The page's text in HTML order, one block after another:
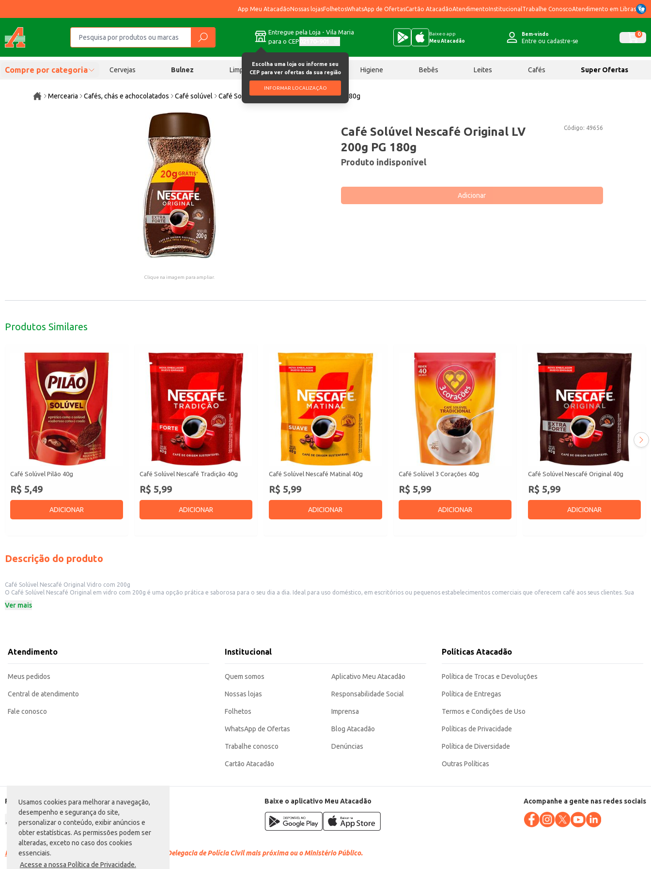
Usamos cookies para melhorar a navegação,
desempenho e segurança do site,
personalizar o conteúdo, exibir anúncios e
obter estatísticas. As permissões podem ser
alteradas, exceto no caso dos cookies
essenciais.
Acesse a nossa Política de Privacidade.
App Meu AtacadãoNossas lojasFolhetosWhatsApp de OfertasCartão AtacadãoAtendimentoInstitucional Trabalhe ConoscoAtendimento em Libras
Entregue pela Loja - Vila Maria
para o CEP
Escolha uma loja ou informe seu
CEP para ver ofertas da sua região
INFORMAR LOCALIZAÇÃO
Baixe o app
Meu Atacadão
Bem-vindo
Entre ou cadastre-se
0
Compre por categoria Cervejas Bulnez Limpeza Chocolates Higiene Bebês Leites Cafés Super Ofertas
Mercearia Cafés, chás e achocolatados Café solúvel Café Solúvel Nescafé Original LV 200g PG 180g
Clique na imagem para ampliar.
Código: 49656
Café Solúvel Nescafé Original LV
200g PG 180g
Produto indisponível
Adicionar
Produtos Similares
Café Solúvel Pilão 40g
R$ 5,49
ADICIONAR
Café Solúvel Nescafé Tradição 40g
R$ 5,99
ADICIONAR
Café Solúvel Nescafé Matinal 40g
R$ 5,99
ADICIONAR
Café Solúvel 3 Corações 40g
R$ 5,99
ADICIONAR
Café Solúvel Nescafé Original 40g
R$ 5,99
ADICIONAR
Descrição do produto
Café Solúvel Nescafé Original Vidro com 200g
O Café Solúvel Nescafé Original em vidro com 200g é uma opção prática e saborosa para o seu dia a dia. Ideal para uso doméstico, em escritórios ou pequenos estabelecimentos comerciais que oferecem café aos seus clientes. Sua
Embalagem: Vidro com 200g
Adicione leite, açúcar ou outros ingredientes para personalizar seu café.
Ideal para consumo individual ou para preparar pequenas quantidades.
Ver mais
Atendimento
Meus pedidos
Central de atendimento
Fale conosco
Institucional
Quem somos
Nossas lojas
Folhetos
WhatsApp de Ofertas
Trabalhe conosco
Cartão Atacadão
Aplicativo Meu Atacadão
Responsabilidade Social
Imprensa
Blog Atacadão
Denúncias
Políticas Atacadão
Política de Trocas e Devoluções
Política de Entregas
Termos e Condições de Uso
Políticas de Privacidade
Política de Diversidade
Outras Políticas
Formas de pagamento Baixe o aplicativo Meu Atacadão Acompanhe a gente nas redes sociais
Racismo é crime. Denuncie. Disque 100 ou procure a Delegacia de Polícia Civil mais próxima ou o Ministério Público.